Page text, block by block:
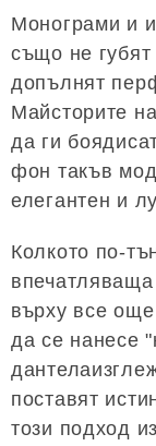
Монограми и
също не
допълнят
Майсторите
да ги
фон такъв
елегантен и
Колкото по-
върху все
да се нанесе
поставят
този подход